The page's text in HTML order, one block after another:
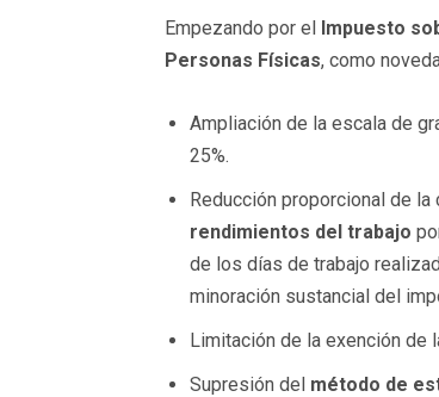
Empezando por el Impuesto
Personas Físicas, como
Ampliación de la escala de
25%.
Reducción proporcional de
rendimientos del trabajo
de los días de trabajo
minoración sustancial del
Limitación de la exención de
Supresión del método de